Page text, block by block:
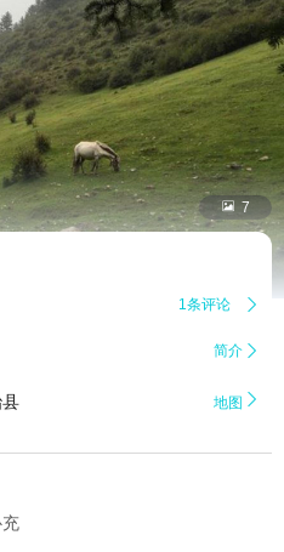
 7
1条评论 
简介 
地图 